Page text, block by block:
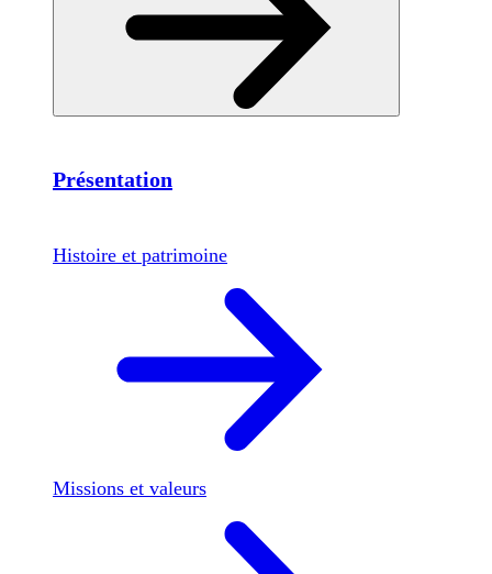
Présentation
Histoire et patrimoine
Missions et valeurs